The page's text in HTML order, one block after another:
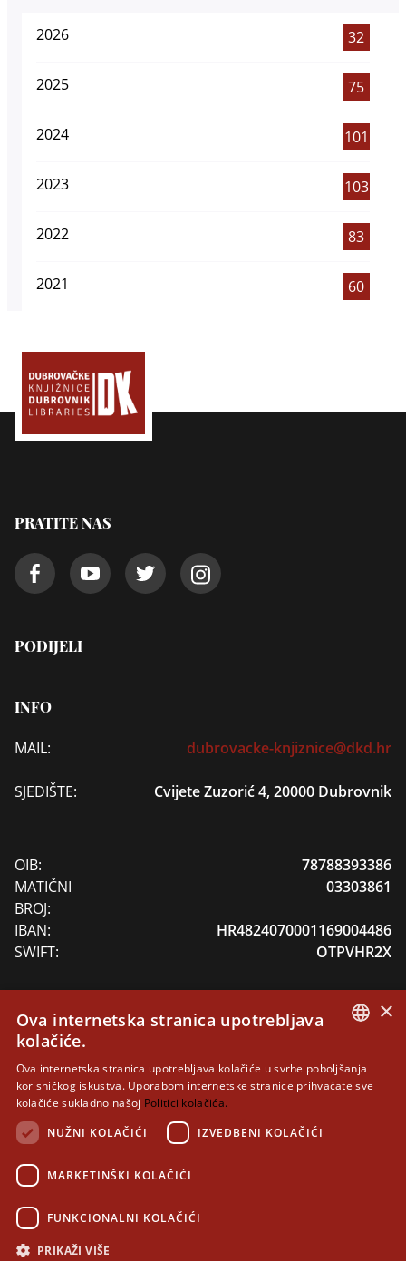
2026 32
2025 75
2024 101
2023 103
2022 83
2021 60
PRATITE NAS
PODIJELI
INFO
MAIL: dubrovacke-knjiznice@dkd.hr
SJEDIŠTE: Cvijete Zuzorić 4, 20000 Dubrovnik
OIB:
78788393386
MATIČNI
BROJ:
03303861
IBAN:
HR4824070001169004486
SWIFT:
OTPVHR2X
DONACIJE
Dragi prijatelji Dubrovačkih knjižnica, Vaša podrška
nam pomaže u zaštiti i skrbi o baštinskim zbirkama
svojstva zaštićenog kulturnog dobra RH, unapređenju
rada i usluga.
isticanje ukoliko je to želja donatora na broj žiro
ENGLISH
×
Ova internetska stranica upotrebljava
kolačiće.
Ova internetska stranica upotrebljava kolačiće u svrhe poboljšanja
korisničkog iskustva. Uporabom internetske stranice prihvaćate sve
kolačiće sukladno našoj Politici kolačića.
NUŽNI KOLAČIĆI
IZVEDBENI KOLAČIĆI
MARKETINŠKI KOLAČIĆI
FUNKCIONALNI KOLAČIĆI
PRIKAŽI VIŠE